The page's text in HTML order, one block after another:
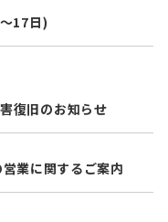
17日)
復旧のお知らせ
業に関するご案内